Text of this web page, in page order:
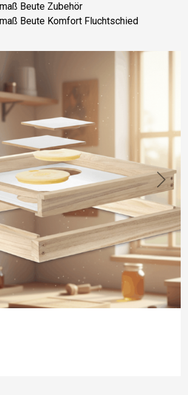
Beute Zubehör
Beute Komfort Fluchtschied
Next